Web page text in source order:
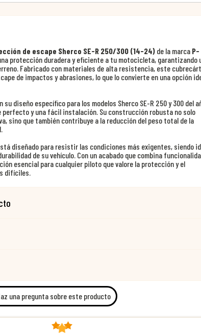
de escape Sherco SE-R 250/300 (14-24) de la marca P-
protección duradera y eficiente a tu motocicleta, garantizando
Fabricado con materiales de alta resistencia, este
de impactos y abrasiones, lo que lo convierte en una opción
diseño específico para los modelos Sherco SE-R 250 y 300 del
perfecto y una fácil instalación. Su construcción robusta no solo
sino que también contribuye a la reducción del peso total de la
diseñado para resistir las condiciones más exigentes, siendo
de su vehículo. Con un acabado que combina
esencial para cualquier piloto que valore la protección y el
difíciles.
una pregunta sobre este producto